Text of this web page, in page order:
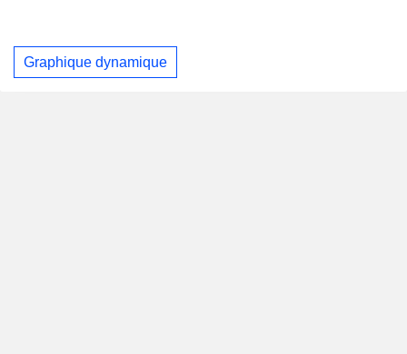
Graphique dynamique